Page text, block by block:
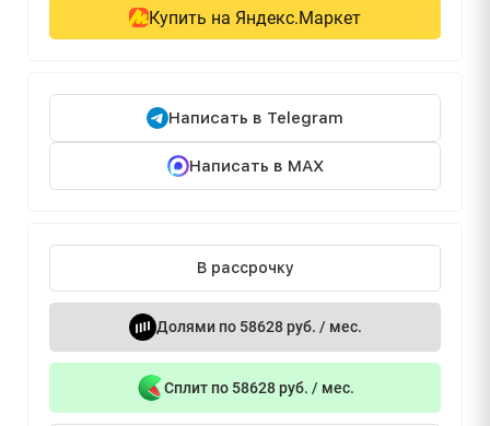
Купить на Яндекс.Маркет
Написать в Telegram
Написать в MAX
В рассрочку
Долями по 58628 руб. / мес.
Сплит по 58628 руб. / мес.